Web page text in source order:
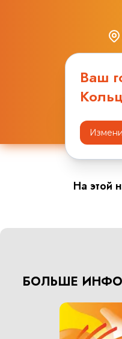
Ваш
На этой
БОЛЬШЕ